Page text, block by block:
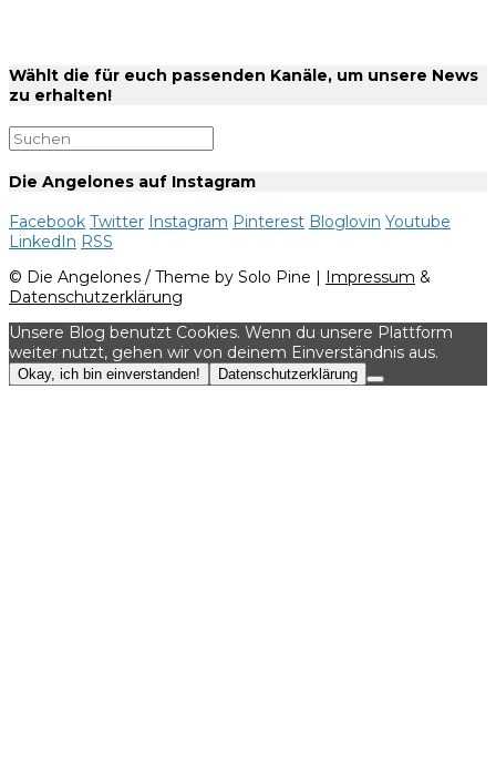
Wählt die für euch passenden Kanäle, um unsere News
zu erhalten!
Die Angelones auf Instagram
Facebook Twitter Instagram Pinterest Bloglovin Youtube
LinkedIn RSS
© Die Angelones / Theme by Solo Pine | Impressum &
Datenschutzerklärung
Unsere Blog benutzt Cookies. Wenn du unsere Plattform
weiter nutzt, gehen wir von deinem Einverständnis aus.
Okay, ich bin einverstanden! Datenschutzerklärung